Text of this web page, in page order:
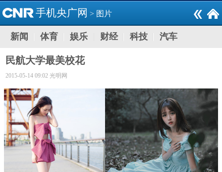
手机央广网 > 图片
新闻 体育 娱乐 财经 科技 汽车
民航大学最美校花
2015-05-14 09:02 光明网